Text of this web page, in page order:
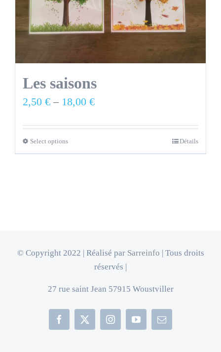
Les saisons
2,50 €– 18,00 €
Select options Détails
© Copyright 2022 | Réalisé par Sarreinfo | Tous droits
réservés |
27 rue saint Jean 57915 Woustviller